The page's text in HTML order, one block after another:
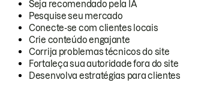
Seja recomendado pela IA
Pesquise seu mercado
Conecte-se com clientes locais
Crie conteúdo engajante
Corrija problemas técnicos do site
Fortaleça sua autoridade fora do site
Desenvolva estratégias para clientes